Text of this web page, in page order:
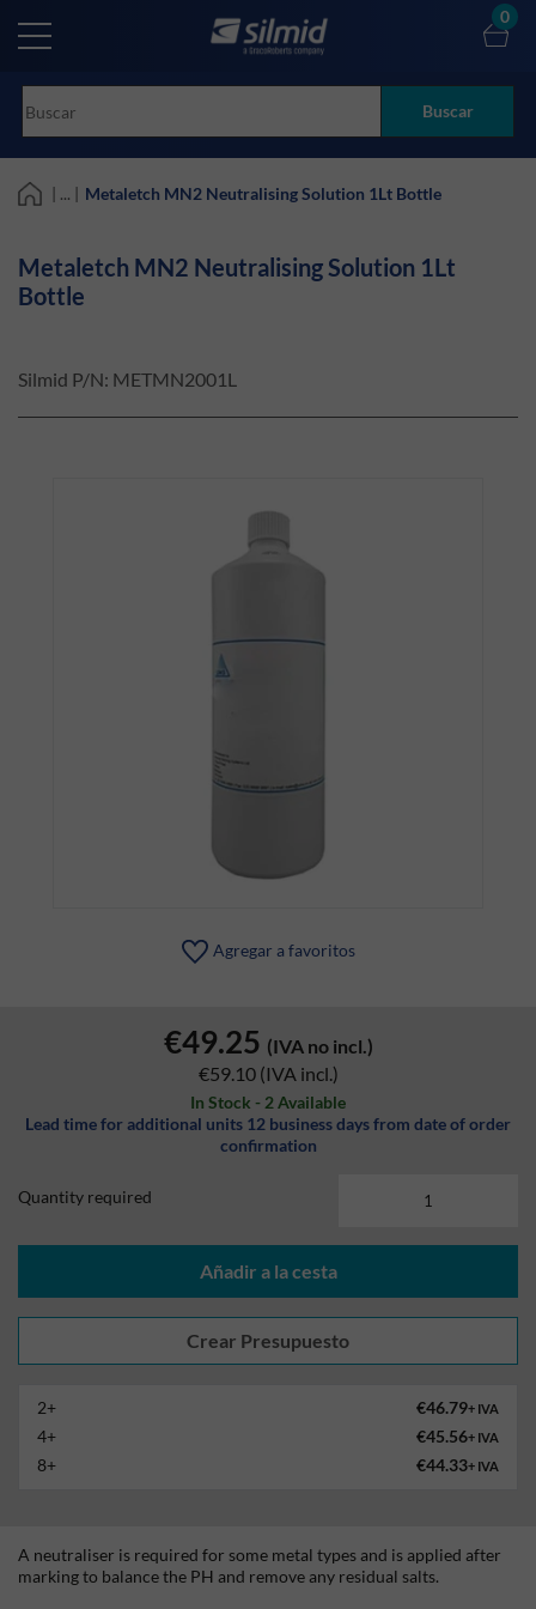
main
Buscar
0
| ... | Metaletch MN2 Neutralising Solution 1Lt Bottle
Metaletch MN2 Neutralising Solution 1Lt
Bottle
Silmid P/N: METMN2001L
Agregar a favoritos
€49.25 (IVA no incl.)
€59.10 (IVA incl.)
In Stock - 2 Available
Lead time for additional units 12 business days from date of order
confirmation
Quantity required
Añadir a la cesta
2+ €46.79+ IVA
4+ €45.56+ IVA
8+ €44.33+ IVA
A neutraliser is required for some metal types and is applied after
marking to balance the PH and remove any residual salts.